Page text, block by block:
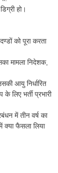
हो।
को पूरा करता
मामला निदेशक,
आयु निर्धारित
भर्ती प्रभारी
में तीन वर्ष का
फैसला लिया